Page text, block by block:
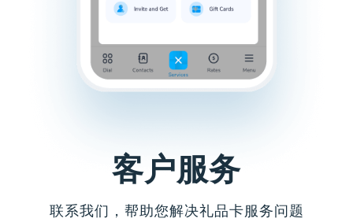
客户服务
联系我们，帮助您解决礼品卡服务问题